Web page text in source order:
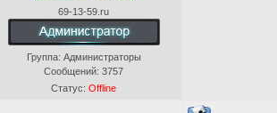
69-13-59.ru
Группа: Администраторы
Сообщений: 3757
Статус: Offline